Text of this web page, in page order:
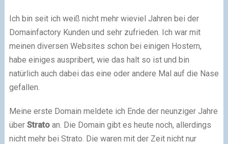
Ich bin seit ich weiß nicht mehr wieviel Jahren bei der
Domainfactory Kunden und sehr zufrieden. Ich war mit
meinen diversen Websites schon bei einigen Hostern,
habe einiges auspribert, wie das halt so ist und bin
natürlich auch dabei das eine oder andere Mal auf die Nase
gefallen.
Meine erste Domain meldete ich Ende der neunziger Jahre
über Stratoan. Die Domain gibt es heute noch, allerdings
nicht mehr bei Strato. Die waren mit der Zeit nicht nur